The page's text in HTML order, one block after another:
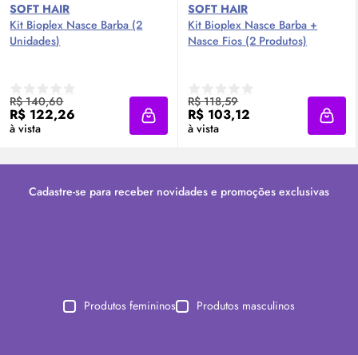
SOFT HAIR
Kit Bioplex Nasce Barba (2
Unidades)
R$ 140,60
R$ 122,26
à vista Adicionar à sacola
SOFT HAIR
Kit Bioplex Nasce Barba +
Nasce Fios (2 Produtos)
R$ 118,59
R$ 103,12
à vista
Cadastre-se para receber novidades e promoções exclusivas
Produtos femininos Produtos masculinos